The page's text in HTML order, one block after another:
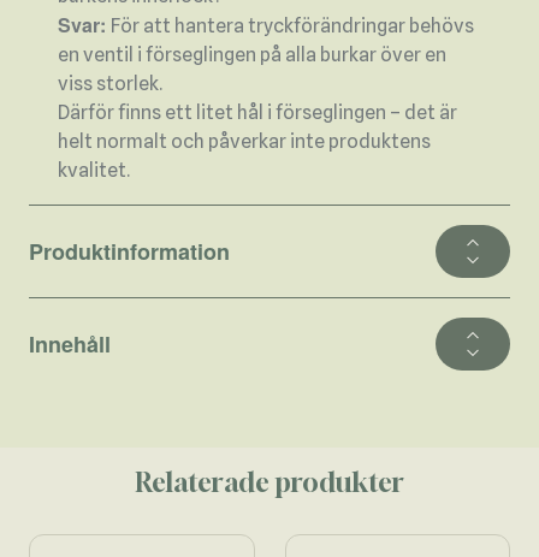
Svar: För att hantera tryckförändringar behövs
en ventil i förseglingen på alla burkar över en
viss storlek.
Därför finns ett litet hål i förseglingen – det är
helt normalt och påverkar inte produktens
kvalitet.
Produktinformation
Innehåll
Relaterade produkter